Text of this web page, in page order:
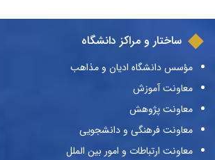
ساختار و مراکز دانشگاه
مؤسس دانشگاه ادیان و مذاهب
معاونت آموزش
معاونت پژوهش
معاونت فرهنگی و دانشجویی
معاونت ارتباطات و امور بین الملل